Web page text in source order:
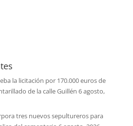
la licitación por 170.000 euros de
de la calle Guillén 6 agosto,
tres nuevos sepultureros para